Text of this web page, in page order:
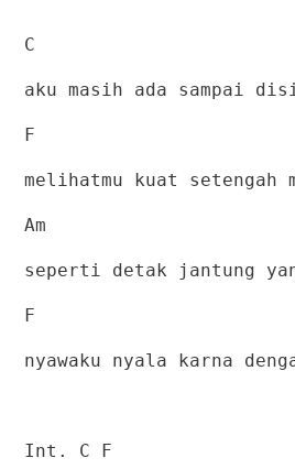
C
aku masih ada sampai
F
melihatmu kuat setengah
Am
seperti detak jantung
F
nyawaku nyala karna
Int. C F